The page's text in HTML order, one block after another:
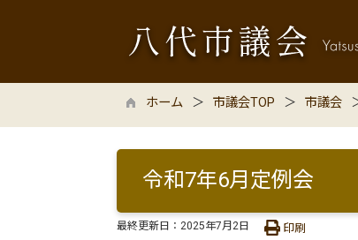
ホーム 市議会TOP 市議会
令和7年6月定例会
最終更新日： 2025年7月2日 印刷